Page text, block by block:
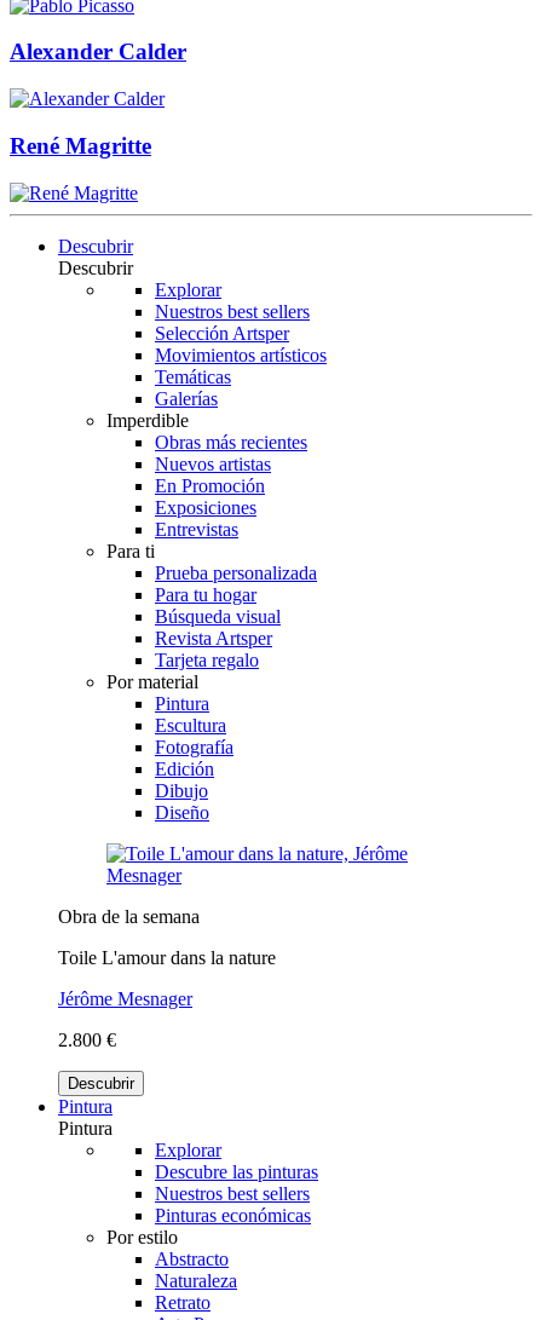
Alexander Calder
René Magritte
Descubrir
Descubrir
Explorar
Nuestros best sellers
Selección Artsper
Movimientos artísticos
Temáticas
Galerías
Imperdible
Obras más recientes
Nuevos artistas
En Promoción
Exposiciones
Entrevistas
Para ti
Prueba personalizada
Para tu hogar
Búsqueda visual
Revista Artsper
Tarjeta regalo
Por material
Pintura
Escultura
Fotografía
Edición
Dibujo
Diseño
Obra de la semana
Toile L'amour dans la nature
Jérôme Mesnager
2.800 €
Descubrir
Pintura
Pintura
Explorar
Descubre las pinturas
Nuestros best sellers
Pinturas económicas
Por estilo
Abstracto
Naturaleza
Retrato